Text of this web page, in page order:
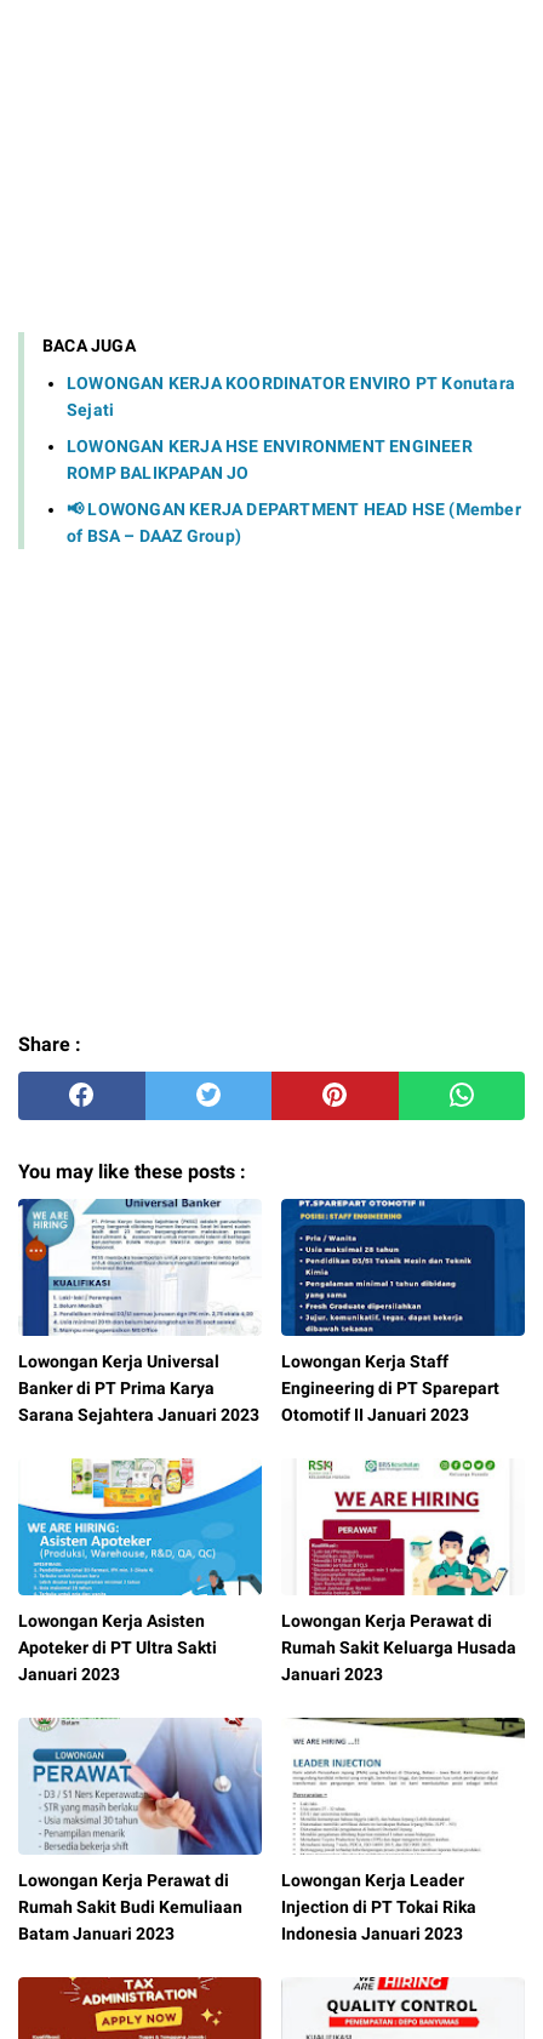
BACA JUGA
LOWONGAN KERJA KOORDINATOR ENVIRO PT Konutara
Sejati
LOWONGAN KERJA HSE ENVIRONMENT ENGINEER
ROMP BALIKPAPAN JO
📢 LOWONGAN KERJA DEPARTMENT HEAD HSE (Member
of BSA – DAAZ Group)
Share :
You may like these posts :
Lowongan Kerja Universal
Banker di PT Prima Karya
Sarana Sejahtera Januari 2023
Lowongan Kerja Staff
Engineering di PT Sparepart
Otomotif II Januari 2023
Lowongan Kerja Asisten
Apoteker di PT Ultra Sakti
Januari 2023
Lowongan Kerja Perawat di
Rumah Sakit Keluarga Husada
Januari 2023
Lowongan Kerja Perawat di
Rumah Sakit Budi Kemuliaan
Batam Januari 2023
Lowongan Kerja Leader
Injection di PT Tokai Rika
Indonesia Januari 2023